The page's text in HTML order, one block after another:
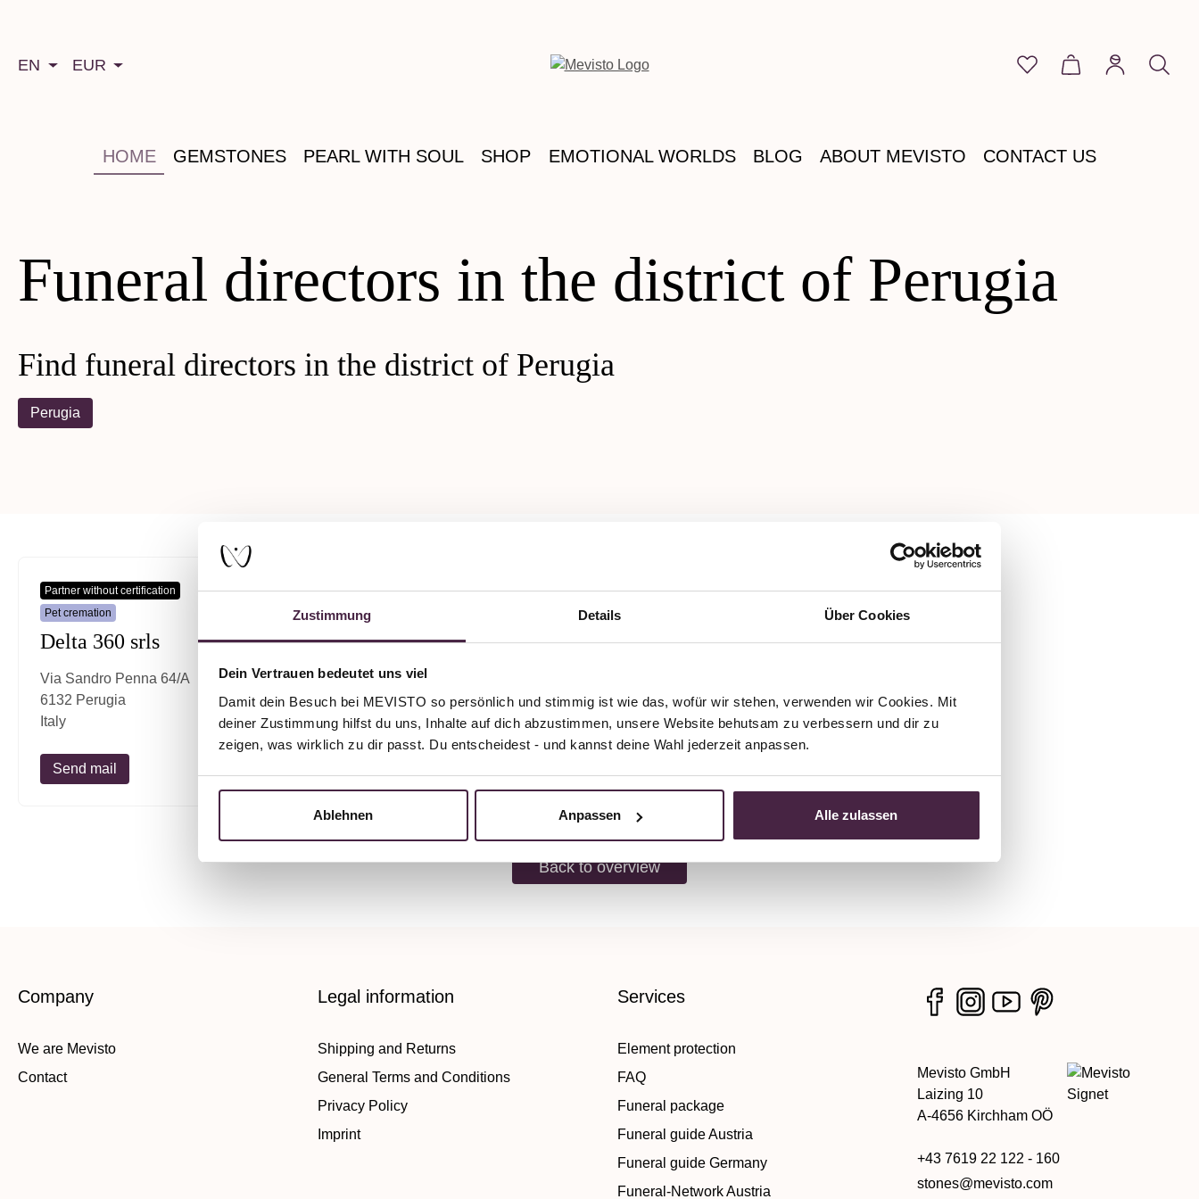
Zustimmung Details Über Cookies
Dein Vertrauen bedeutet uns viel
Damit dein Besuch bei MEVISTO so persönlich und stimmig ist wie das, wofür wir stehen, verwenden wir Cookies. Mit
deiner Zustimmung hilfst du uns, Inhalte auf dich abzustimmen, unsere Website behutsam zu verbessern und dir zu
zeigen, was wirklich zu dir passt. Du entscheidest - und kannst deine Wahl jederzeit anpassen.
Ablehnen Anpassen Alle zulassen
EN EUR You have 0 wishlist
Shopping cart
HOME GEMSTONES PEARL WITH SOUL SHOP EMOTIONAL WORLDS BLOG ABOUT MEVISTO CONTACT US
Funeral directors in the district of Perugia
Find funeral directors in the district of Perugia
Perugia
Partner without certification
Pet cremation
Delta 360 srls
Via Sandro Penna 64/A
6132 Perugia
Italy
Send mail
Back to overview
Company
We are Mevisto
Contact
Legal information
Shipping and Returns
General Terms and Conditions
Privacy Policy
Imprint
Services
Element protection
FAQ
Funeral package
Funeral guide Austria
Funeral guide Germany
Funeral-Network Austria
Mevisto GmbH
Laizing 10
A-4656 Kirchham OÖ
+43 7619 22 122 - 160
stones@mevisto.com